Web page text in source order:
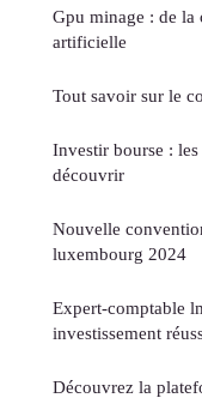
Gpu minage : de
artificielle
Tout savoir sur le
Investir bourse : les
découvrir
Nouvelle
luxembourg 2024
Expert-comptable
investissement
Découvrez la